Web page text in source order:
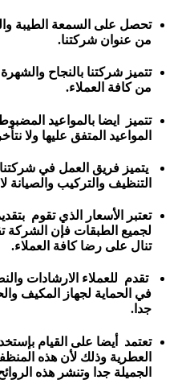
تحصل على السمعة الطيبة
من عنوان شركتنا.
تتميز شركتنا بالنجاح
من كافة العملاء.
تتميز ايضا بالمواعيد
المواعيد المتفق عليها ولا
يتميز فريق العمل في
التنظيف والتركيب والصيانة
تعتبر الأسعار الذي تقوم
لجميع الطبقات فإن الشركة
تنال على رضا كافة العملاء.
تقدم للعملاء الارشادات
في الحماية لجهاز المكيف
جدا.
تعتمد أيضا على القيام
العطرية وذلك لأن هذه
الجميلة جدا وتنشر هذه